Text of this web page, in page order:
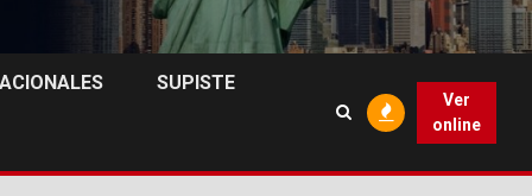
SUPISTE
Ver
online